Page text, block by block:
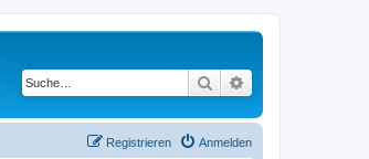
Suche
Anmelden
Registrieren